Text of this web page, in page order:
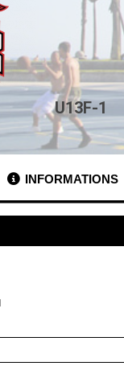
U13F-1
INFORMATIONS